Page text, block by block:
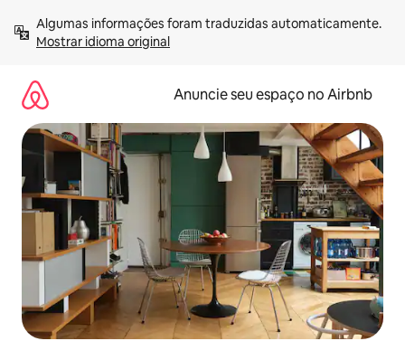
para
Mostrar idioma original
Anuncie seu espaço no Airbnb